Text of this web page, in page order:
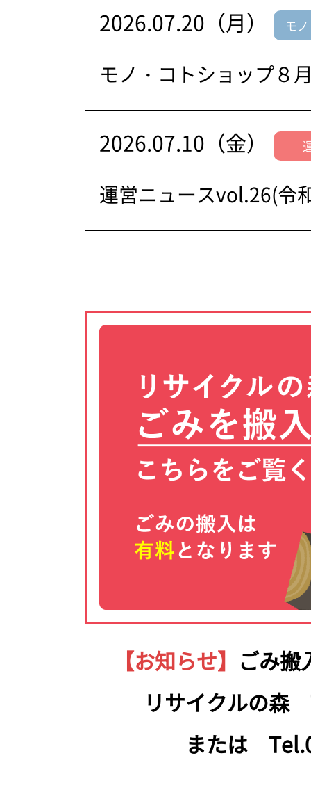
2026.07.20（月） モ
モノ・コトショップ８
2026.07.10（金）
運営ニュースvol.26(令
【お知らせ】 ごみ搬
リサイクルの森
または